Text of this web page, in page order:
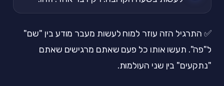
✅ התרגיל הזה עוזר למוח לעשות מעבר מודע בין "שם"
ל"פה". תעשו אותו כל פעם שאתם מרגישים שאתם
"נתקעים" בין שני העולמות.